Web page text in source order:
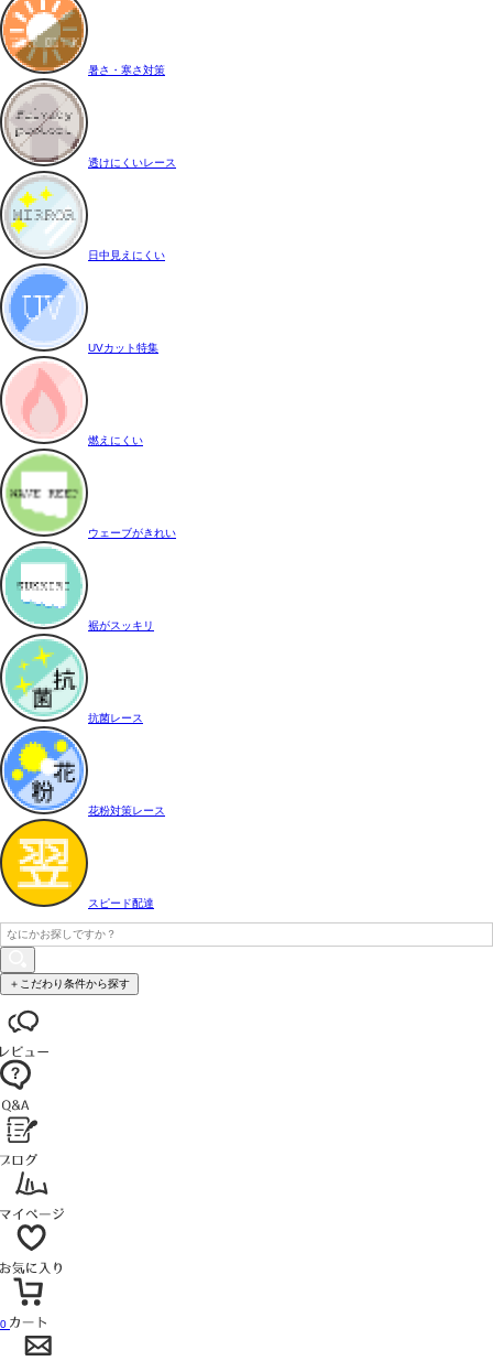
暑さ・寒さ対策
透けにくいレース
日中見えにくい
UVカット特集
燃えにくい
ウェーブがきれい
裾がスッキリ
抗菌レース
花粉対策レース
スピード配達
＋こだわり条件から探す
0